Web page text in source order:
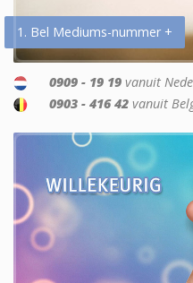
1. Bel Mediums-nummer +
0909 - 19 19 vanuit
0903 - 416 42 vanuit